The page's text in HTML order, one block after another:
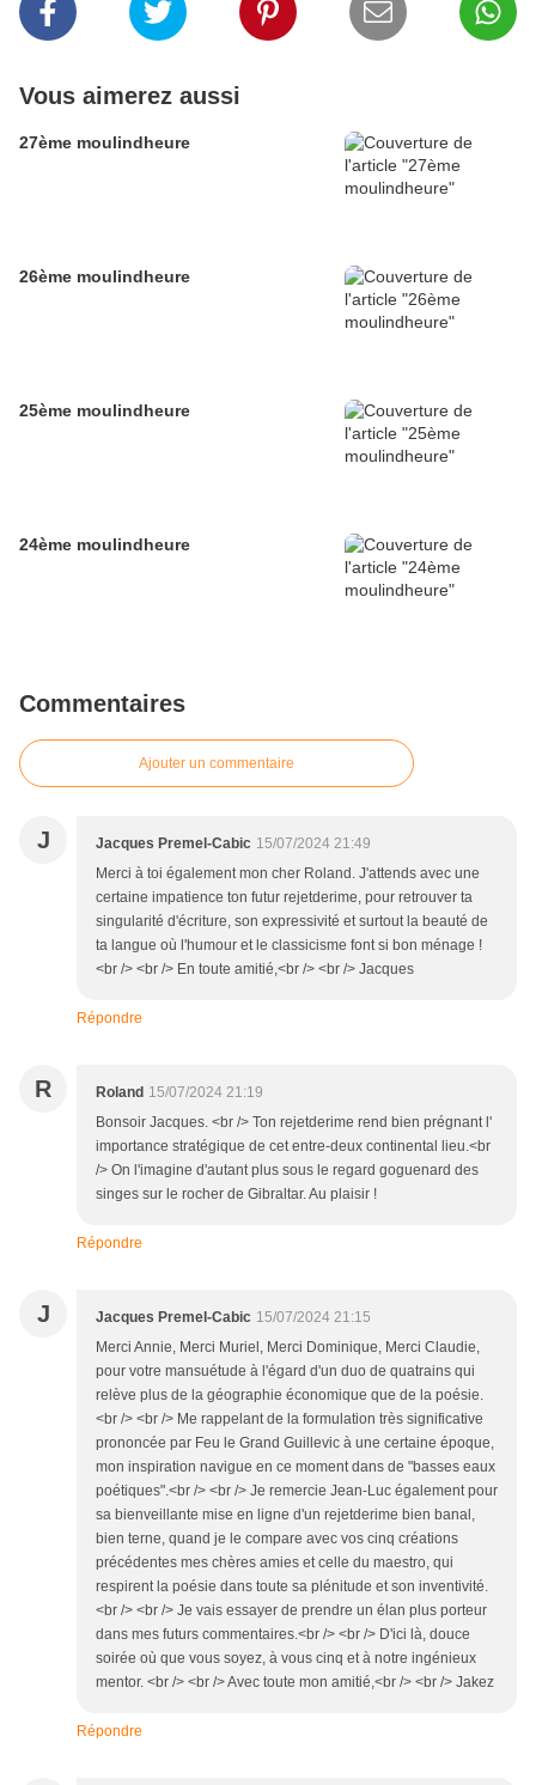
Vous aimerez aussi
27ème moulindheure
26ème moulindheure
25ème moulindheure
24ème moulindheure
Commentaires
Ajouter un commentaire
J Jacques Premel-Cabic 15/07/2024 21:49
Merci à toi également mon cher Roland. J'attends avec une
certaine impatience ton futur rejetderime, pour retrouver ta
singularité d'écriture, son expressivité et surtout la beauté de
ta langue où l'humour et le classicisme font si bon ménage !
<br /> <br /> En toute amitié,<br /> <br /> Jacques
Répondre
R Roland 15/07/2024 21:19
Bonsoir Jacques. <br /> Ton rejetderime rend bien prégnant l'
importance stratégique de cet entre-deux continental lieu.<br
/> On l'imagine d'autant plus sous le regard goguenard des
singes sur le rocher de Gibraltar. Au plaisir !
Répondre
J Jacques Premel-Cabic 15/07/2024 21:15
Merci Annie, Merci Muriel, Merci Dominique, Merci Claudie,
pour votre mansuétude à l'égard d'un duo de quatrains qui
relève plus de la géographie économique que de la poésie.
<br /> <br /> Me rappelant de la formulation très significative
prononcée par Feu le Grand Guillevic à une certaine époque,
mon inspiration navigue en ce moment dans de "basses eaux
poétiques".<br /> <br /> Je remercie Jean-Luc également pour
sa bienveillante mise en ligne d'un rejetderime bien banal,
bien terne, quand je le compare avec vos cinq créations
précédentes mes chères amies et celle du maestro, qui
respirent la poésie dans toute sa plénitude et son inventivité.
<br /> <br /> Je vais essayer de prendre un élan plus porteur
dans mes futurs commentaires.<br /> <br /> D'ici là, douce
soirée où que vous soyez, à vous cinq et à notre ingénieux
mentor. <br /> <br /> Avec toute mon amitié,<br /> <br /> Jakez
Répondre